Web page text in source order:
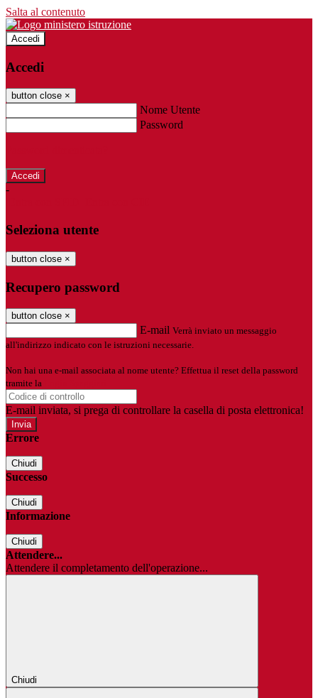
Salta al contenuto
Accedi
Accedi
button close ×
Nome Utente
Password
-
Seleziona utente
button close ×
Recupero password
button close ×
E-mail Verrà inviato un messaggio
all'indirizzo indicato con le istruzioni necessarie.
Non hai una e-mail associata al nome utente? Effettua il reset della password
tramite la
E-mail inviata, si prega di controllare la casella di posta elettronica!
Errore
Chiudi
Successo
Chiudi
Informazione
Chiudi
Attendere...
Attendere il completamento dell'operazione...
Chiudi